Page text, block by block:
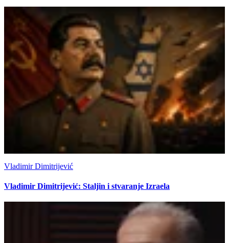
Vladimir Dimitrijević
Vladimir Dimitrijević: Staljin i stvaranje Izraela